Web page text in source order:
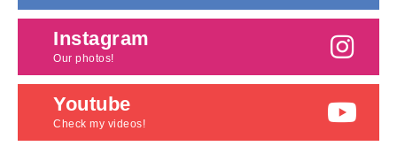
Instagram
Our photos!
Youtube
Check my videos!